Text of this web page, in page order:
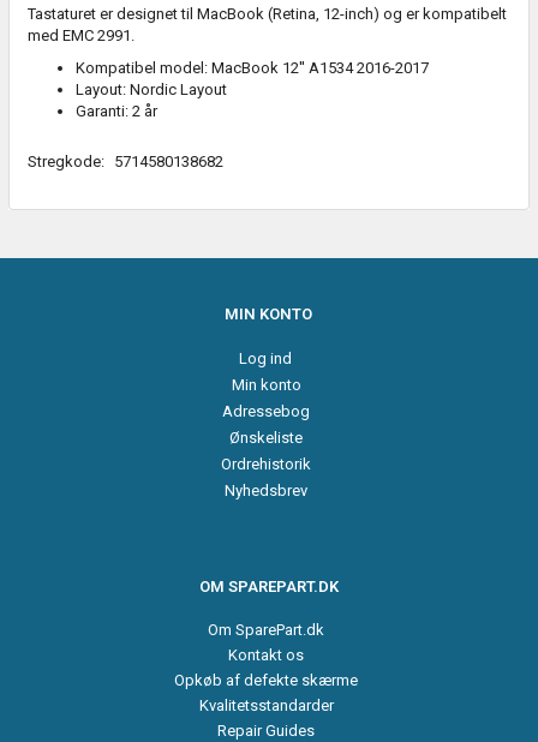
Tastaturet er designet til MacBook (Retina, 12-inch) og er kompatibelt
med EMC 2991.
Kompatibel model: MacBook 12'' A1534 2016-2017
Layout: Nordic Layout
Garanti: 2 år
Stregkode: 5714580138682
MIN KONTO
Log ind
Min konto
Adressebog
Ønskeliste
Ordrehistorik
Nyhedsbrev
OM SPAREPART.DK
Om SparePart.dk
Kontakt os
Opkøb af defekte skærme
Kvalitetsstandarder
Repair Guides